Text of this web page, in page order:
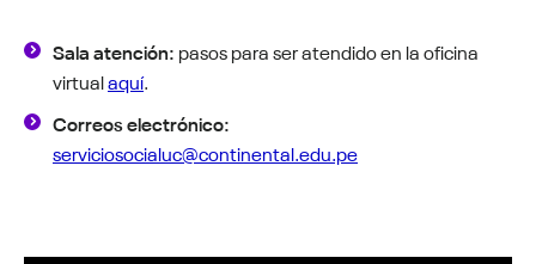
Sala atención: pasos para ser atendido en la oficina
virtualaquí.
Correos electrónico:
serviciosocialuc@continental.edu.pe